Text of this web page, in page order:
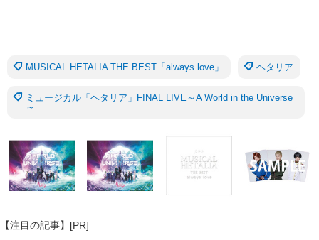
MUSICAL HETALIA THE BEST「always love」 ヘタリア
ミュージカル「ヘタリア」FINAL LIVE～A World in the Universe
～
【注目の記事】[PR]